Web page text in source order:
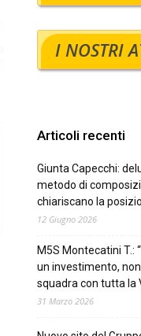
Articoli recenti
Giunta Capecchi:
metodo di
chiariscano la
12 Giugno 2026
M5S Montecatini T.:
un investimento,
squadra con tutta la
31 Marzo 2026